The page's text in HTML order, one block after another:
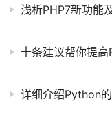
浅析PHP7新功能
十条建议帮你提
详细介绍Python